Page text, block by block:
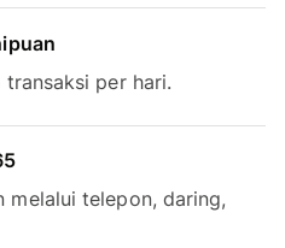
per hari.
melalui telepon, daring,